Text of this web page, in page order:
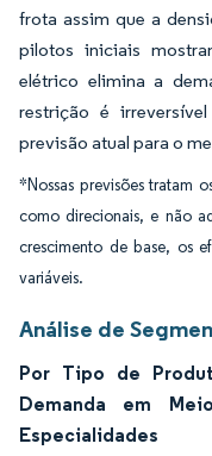
frota assim que a
pilotos iniciais
elétrico elimina a
restrição é
previsão atual para o
*Nossas previsões tratam
como direcionais, e não
crescimento de base, os
variáveis.
Análise de
Por Tipo de
Demanda em
Especialidades